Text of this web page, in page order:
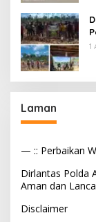
1
Laman
— :: Perbaikan
Dirlantas Polda
Aman dan
Disclaimer